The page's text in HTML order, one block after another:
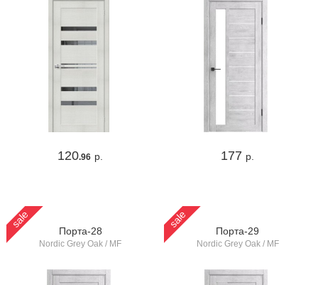
120.96 р. 177 р.
sale
Порта-28
Nordic Grey Oak / MF
sale
Порта-29
Nordic Grey Oak / MF